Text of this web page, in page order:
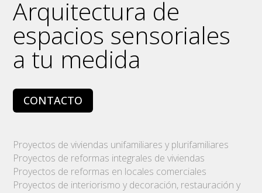
Arquitectura de
espacios sensoriales
a tu medida
CONTACTO
Proyectos de viviendas unifamiliares y plurifamiliares
Proyectos de reformas integrales de viviendas
Proyectos de reformas en locales comerciales
Proyectos de interiorismo y decoración, restauración y